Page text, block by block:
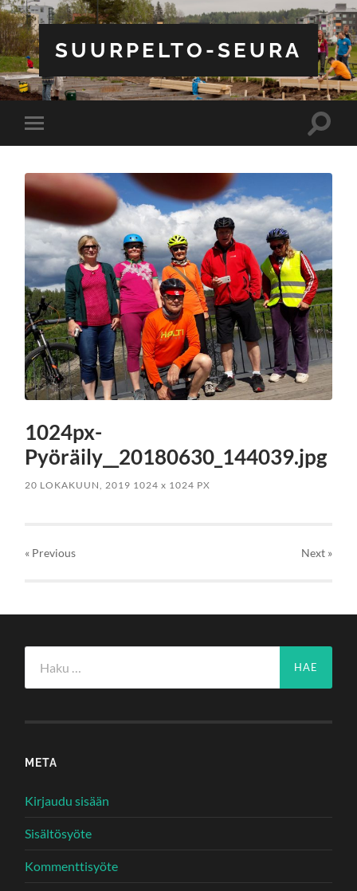
SUURPELTO-SEURA
Toggle
mobile
Toggle
1024px-
Pyöräily__20180630_144039.jpg
20 LOKAKUUN, 2019 1024x 1024 PX
« Previous Next»
META
Kirjaudu sisään
Sisältösyöte
Kommenttisyöte